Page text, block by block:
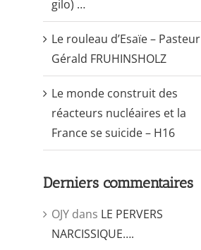
gilo) …
Le rouleau d’Esaïe – Pasteur
Gérald FRUHINSHOLZ
Le monde construit des
réacteurs nucléaires et la
France se suicide – H16
Derniers commentaires
OJYdans LE PERVERS
NARCISSIQUE….